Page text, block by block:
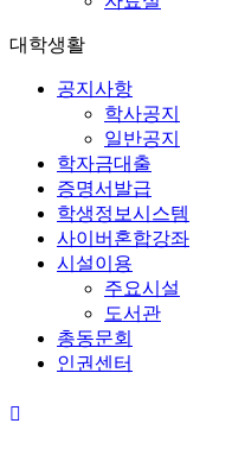
대학생활
공지사항
학사공지
일반공지
학자금대출
증명서발급
학생정보시스템
사이버혼합강좌
시설이용
주요시설
도서관
총동문회
인권센터